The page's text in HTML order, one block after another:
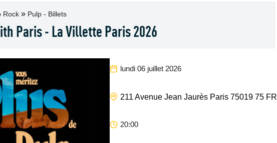
Rock » Pulp - Billets
Paris - La Villette Paris 2026
lundi 06 juillet 2026
211 Avenue Jean Jaurès Paris 75019 75 FR
20:00